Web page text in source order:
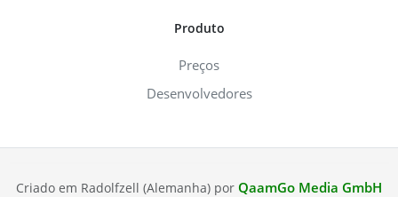
Produto
Preços
Desenvolvedores
Criado em Radolfzell (Alemanha) por QaamGo Media GmbH